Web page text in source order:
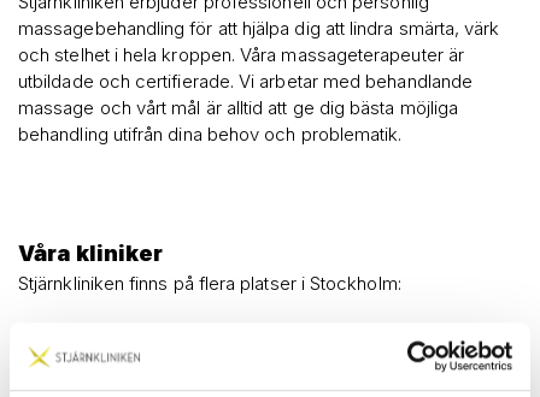
massagebehandling för att hjälpa dig att lindra smärta, värk
och stelhet i hela kroppen. Våra massageterapeuter är
utbildade och certifierade. Vi arbetar med behandlande
massage och vårt mål är alltid att ge dig bästa möjliga
behandling utifrån dina behov och problematik.
Våra kliniker
Stjärnkliniken finns på flera platser i Stockholm:
Östermalm